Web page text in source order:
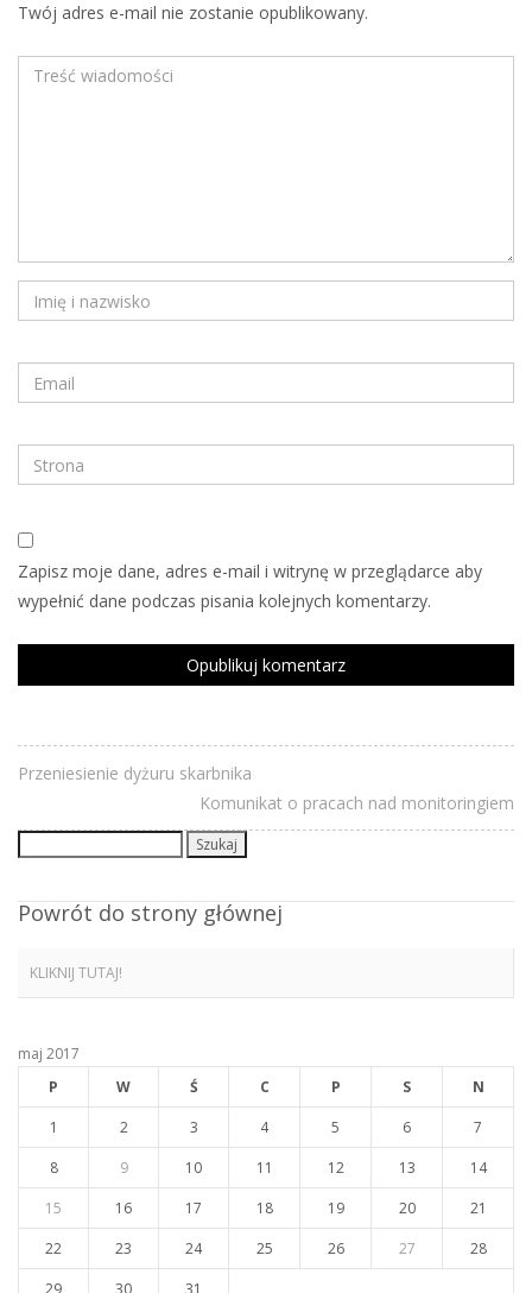
Twój adres e-mail nie zostanie opublikowany.
Zapisz moje dane, adres e-mail i witrynę w przeglądarce aby
wypełnić dane podczas pisania kolejnych komentarzy.
Przeniesienie dyżuru skarbnika
Komunikat o pracach nad monitoringiem
Powrót do strony głównej
KLIKNIJ TUTAJ!
maj 2017
P
W Ś C P S
N
1
2 3 4 5 6
7
8
9 10 11 12 13
14
15
16 17 18 19 20
21
22
23 24 25 26 27
28
29
30 31